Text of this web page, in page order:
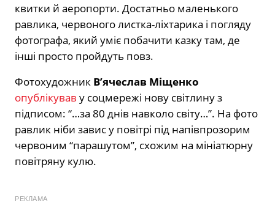
квитки й аеропорти. Достатньо маленького
равлика, червоного листка-ліхтарика і погляду
фотографа, який уміє побачити казку там, де
інші просто пройдуть повз.
Фотохудожник В’ячеслав Міщенко
опублікував у соцмережі нову світлину з
підписом: “…за 80 днів навколо світу…”. На фото
равлик ніби завис у повітрі під напівпрозорим
червоним “парашутом”, схожим на мініатюрну
повітряну кулю.
РЕКЛАМА